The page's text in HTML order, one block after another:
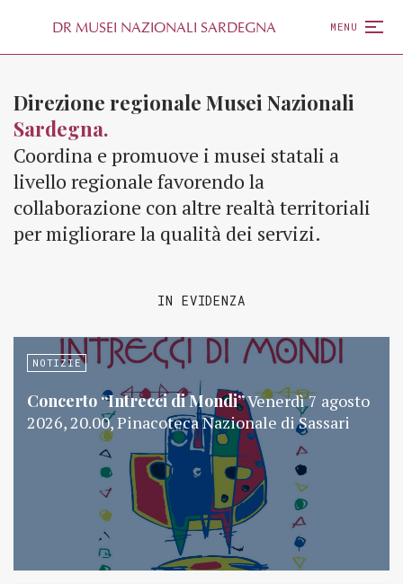
DR MUSEI NAZIONALI SARDEGNA MENU
Direzione regionale Musei Nazionali
Sardegna.
Coordina e promuove i musei statali a
livello regionale favorendo la
collaborazione con altre realtà territoriali
per migliorare la qualità dei servizi.
IN EVIDENZA
NOTIZIE
Concerto “Intrecci di Mondi”Venerdì 7 agosto
2026, 20.00, Pinacoteca Nazionale di Sassari